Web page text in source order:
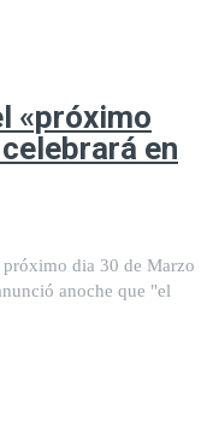
«próximo
en
dia 30 de Marzo
anoche que "el